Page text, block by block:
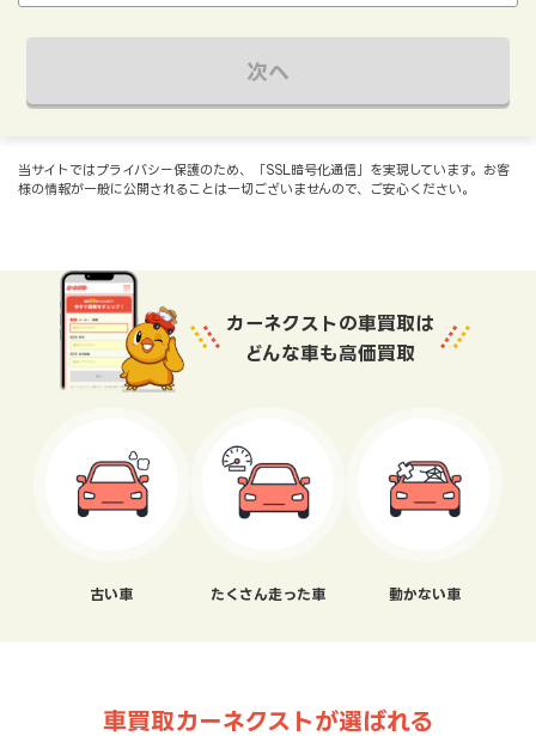
次へ
当サイトではプライバシー保護のため、「SSL暗号化通信」を実現しています。お客
様の情報が一般に公開されることは一切ございませんので、ご安心ください。
カーネクストの車買取は
どんな車も高価買取
古い車 たくさん走った車 動かない車
車買取カーネクストが選ばれる